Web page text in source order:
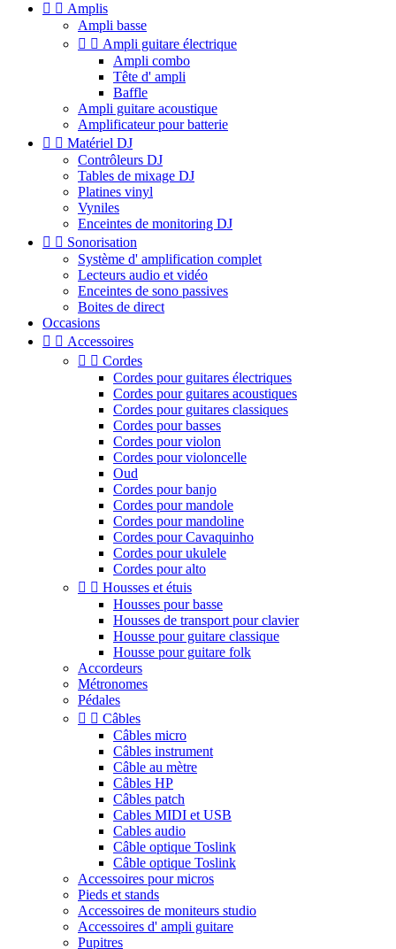
  Amplis
Ampli basse
  Ampli guitare électrique
Ampli combo
Tête d' ampli
Baffle
Ampli guitare acoustique
Amplificateur pour batterie
  Matériel DJ
Contrôleurs DJ
Tables de mixage DJ
Platines vinyl
Vyniles
Enceintes de monitoring DJ
  Sonorisation
Système d' amplification complet
Lecteurs audio et vidéo
Enceintes de sono passives
Boites de direct
Occasions
  Accessoires
  Cordes
Cordes pour guitares électriques
Cordes pour guitares acoustiques
Cordes pour guitares classiques
Cordes pour basses
Cordes pour violon
Cordes pour violoncelle
Oud
Cordes pour banjo
Cordes pour mandole
Cordes pour mandoline
Cordes pour Cavaquinho
Cordes pour ukulele
Cordes pour alto
  Housses et étuis
Housses pour basse
Housses de transport pour clavier
Housse pour guitare classique
Housse pour guitare folk
Accordeurs
Métronomes
Pédales
  Câbles
Câbles micro
Câbles instrument
Câble au mètre
Câbles HP
Câbles patch
Cables MIDI et USB
Cables audio
Câble optique Toslink
Câble optique Toslink
Accessoires pour micros
Pieds et stands
Accessoires de moniteurs studio
Accessoires d' ampli guitare
Pupitres